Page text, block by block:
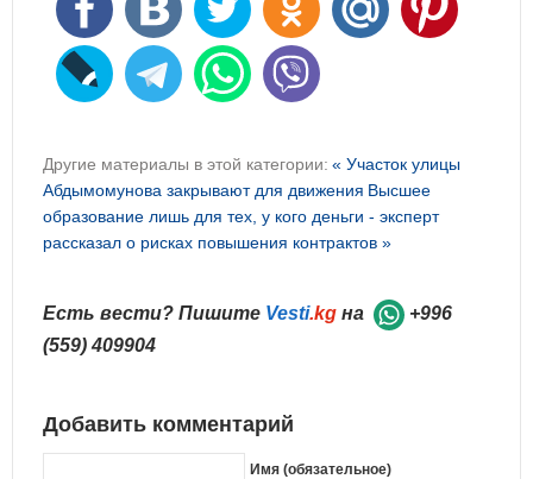
Другие материалы в этой категории: « Участок улицы
Абдымомунова закрывают для движения Высшее
образование лишь для тех, у кого деньги - эксперт
рассказал о рисках повышения контрактов »
Есть вести? Пишите Vesti.kg на
+996
(559) 409904
Добавить комментарий
Имя (обязательное)